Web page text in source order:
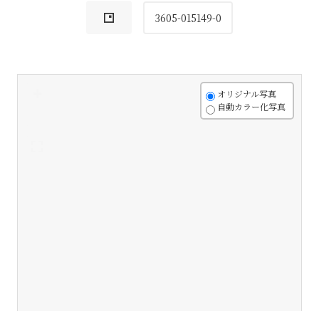
3605-015149-0
オリジナル写真
自動カラー化写真